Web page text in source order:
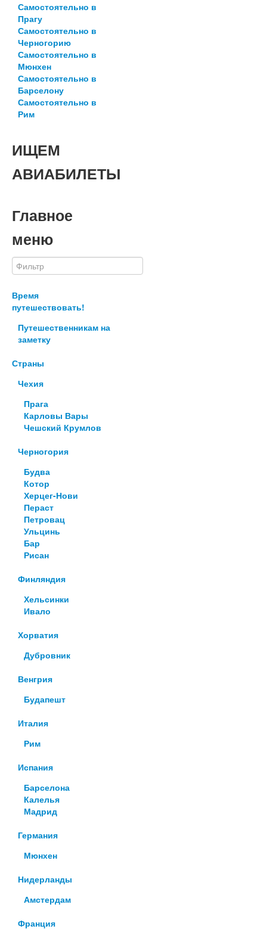
Самостоятельно в
Прагу
Самостоятельно в
Черногорию
Самостоятельно в
Мюнхен
Самостоятельно в
Барселону
Самостоятельно в
Рим
ИЩЕМ
АВИАБИЛЕТЫ
Главное
меню
Время
путешествовать!
Путешественникам на
заметку
Страны
Чехия
Прага
Карловы Вары
Чешский Крумлов
Черногория
Будва
Котор
Херцег-Нови
Пераст
Петровац
Ульцинь
Бар
Рисан
Финляндия
Хельсинки
Ивало
Хорватия
Дубровник
Венгрия
Будапешт
Италия
Рим
Испания
Барселона
Калелья
Мадрид
Германия
Мюнхен
Нидерланды
Амстердам
Франция